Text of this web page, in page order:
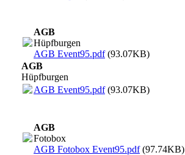
AGB
Hüpfburgen
AGB Event95.pdf(93.07KB)
AGB
Hüpfburgen
AGB Event95.pdf(93.07KB)
AGB
Fotobox
AGB Fotobox Event95.pdf(97.74KB)